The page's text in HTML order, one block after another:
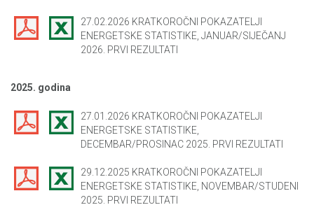
27.02.2026 KRATKOROČNI POKAZATELJI
ENERGETSKE STATISTIKE, JANUAR/SIJEČANJ
2026. PRVI REZULTATI
2025. godina
27.01.2026 KRATKOROČNI POKAZATELJI
ENERGETSKE STATISTIKE,
DECEMBAR/PROSINAC 2025. PRVI REZULTATI
29.12.2025 KRATKOROČNI POKAZATELJI
ENERGETSKE STATISTIKE, NOVEMBAR/STUDENI
2025. PRVI REZULTATI